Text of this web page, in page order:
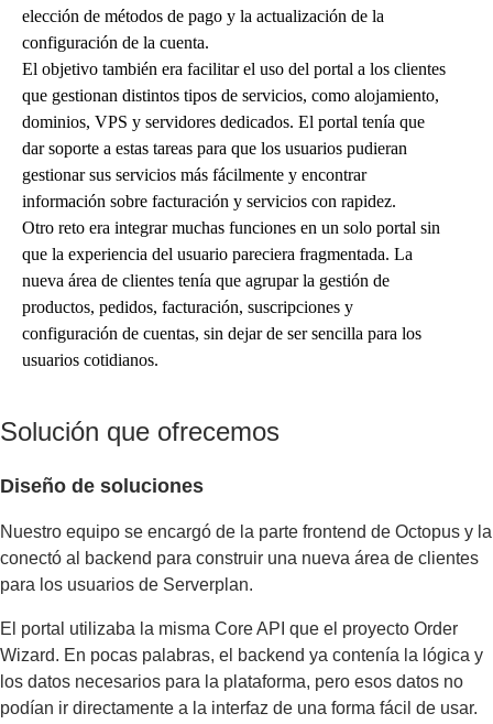
elección de métodos de pago y la actualización de la
configuración de la cuenta.
El objetivo también era facilitar el uso del portal a los clientes
que gestionan distintos tipos de servicios, como alojamiento,
dominios, VPS y servidores dedicados. El portal tenía que
dar soporte a estas tareas para que los usuarios pudieran
gestionar sus servicios más fácilmente y encontrar
información sobre facturación y servicios con rapidez.
Otro reto era integrar muchas funciones en un solo portal sin
que la experiencia del usuario pareciera fragmentada. La
nueva área de clientes tenía que agrupar la gestión de
productos, pedidos, facturación, suscripciones y
configuración de cuentas, sin dejar de ser sencilla para los
usuarios cotidianos.
Solución que ofrecemos
Diseño de soluciones
Nuestro equipo se encargó de la parte frontend de Octopus y la
conectó al backend para construir una nueva área de clientes
para los usuarios de Serverplan.
El portal utilizaba la misma Core API que el proyecto Order
Wizard. En pocas palabras, el backend ya contenía la lógica y
los datos necesarios para la plataforma, pero esos datos no
podían ir directamente a la interfaz de una forma fácil de usar.